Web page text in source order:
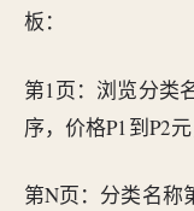
板：
第1页：浏览分类
序，价格P1到P2
第N页：分类名称